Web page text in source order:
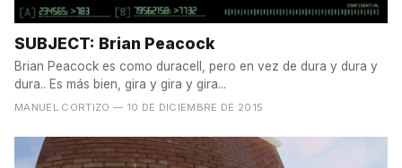
SUBJECT: Brian Peacock
Brian Peacock es como duracell, pero en vez de dura y dura y
dura.. Es más bien, gira y gira y gira...
MANUEL CORTIZO — 10 DE DICIEMBRE DE 2015